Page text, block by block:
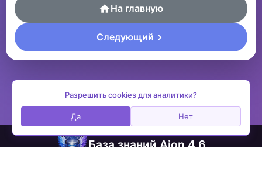
На главную
Следующий
База знаний Aion 4.6
Разрешить cookies для аналитики?
Да Нет